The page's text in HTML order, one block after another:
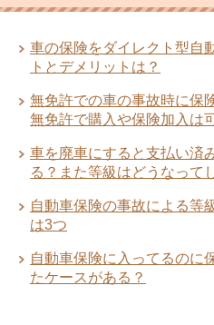
車の保険をダイレクト型自
トとデメリットは？
無免許での車の事故時に保
無免許で購入や保険加入は
車を廃車にすると支払い済
る？また等級はどうなって
自動車保険の事故による等
は3つ
自動車保険に入ってるのに
たケースがある？